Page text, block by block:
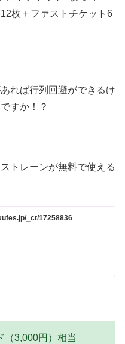
枚＋ファストチケット6
れば行列回避ができるけ
すか！？
トレーンが無料で使える
_ct/17258836
（3,000円）相当